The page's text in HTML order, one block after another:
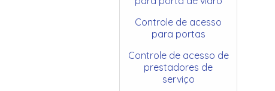
Controle de acesso
para portas
Controle de acesso de
prestadores de
serviço